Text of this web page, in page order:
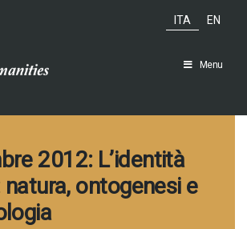
ITA EN
Menu
2012: L’identità
ontogenesi e